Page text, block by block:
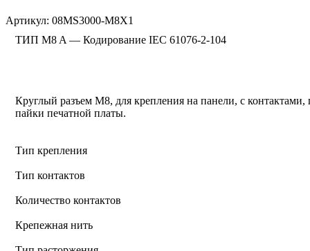
Артикул: 08MS3000-M8X1
ТИП M8 A — Кодирование IEC 61076-2-104
Круглый разъем M8, для крепления на панели, с
пайки печатной платы.
Тип крепления
Тип контактов
Количество контактов
Крепежная нить